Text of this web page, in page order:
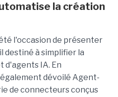
la création
l'occasion de présenter
destiné à simplifier la
d'agents IA. En
dévoilé Agent-
de connecteurs conçus